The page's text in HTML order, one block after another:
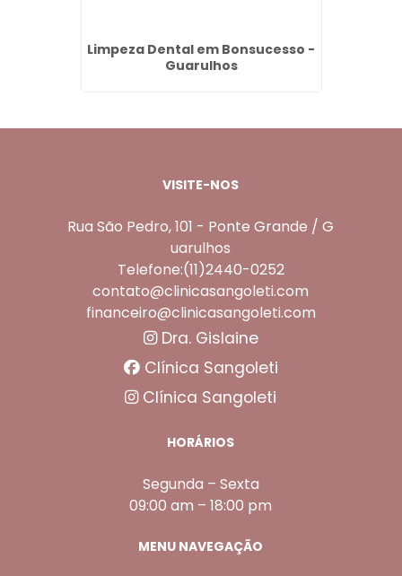
Limpeza Dental em Bonsucesso -
Guarulhos
VISITE-NOS
Rua São Pedro, 101 - Ponte Grande / G
uarulhos
Telefone:(11)2440-0252
contato@clinicasangoleti.com
financeiro@clinicasangoleti.com
Dra. Gislaine
Clínica Sangoleti
Clínica Sangoleti
HORÁRIOS
Segunda – Sexta
09:00 am – 18:00 pm
MENU NAVEGAÇÃO